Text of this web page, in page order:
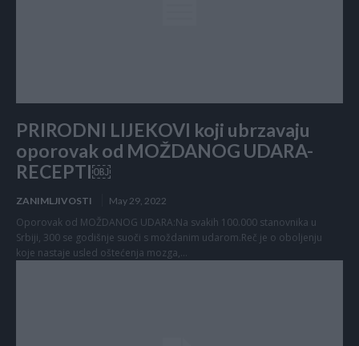
PRIRODNI LIJEKOVI koji ubrzavaju
oporovak od MOŽDANOG UDARA-
RECEPTI￼
ZANIMLJIVOSTI May 29, 2022
Oporovak od MOŽDANOG UDARA:Na svakih 100.000 stanovnika u
Srbiji, 300 se godišnje suoči s moždanim udarom.Reč je o oboljenju
koje nastaje usled oštećenja mozga,...